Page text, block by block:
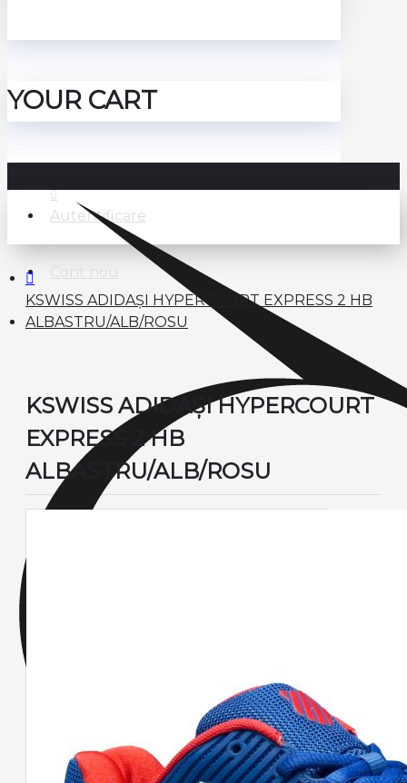
YOUR CART
Autentificare
KSWISS ADIDAȘI HYPERCOURT EXPRESS 2 HB
ALBASTRU/ALB/ROSU
KSWISS ADIDAȘI HYPERCOURT
EXPRESS 2 HB
ALBASTRU/ALB/ROSU